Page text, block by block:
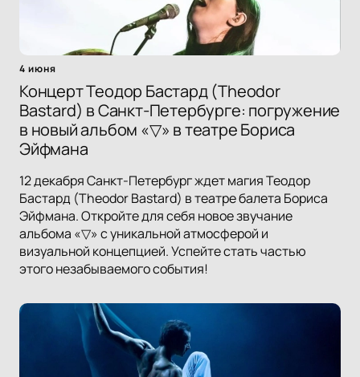
4 июня
Концерт Теодор Бастард (Theodor
Bastard) в Санкт-Петербурге: погружение
в новый альбом «▽» в театре Бориса
Эйфмана
12 декабря Санкт-Петербург ждет магия Теодор
Бастард (Theodor Bastard) в театре балета Бориса
Эйфмана. Откройте для себя новое звучание
альбома «▽» с уникальной атмосферой и
визуальной концепцией. Успейте стать частью
этого незабываемого события!